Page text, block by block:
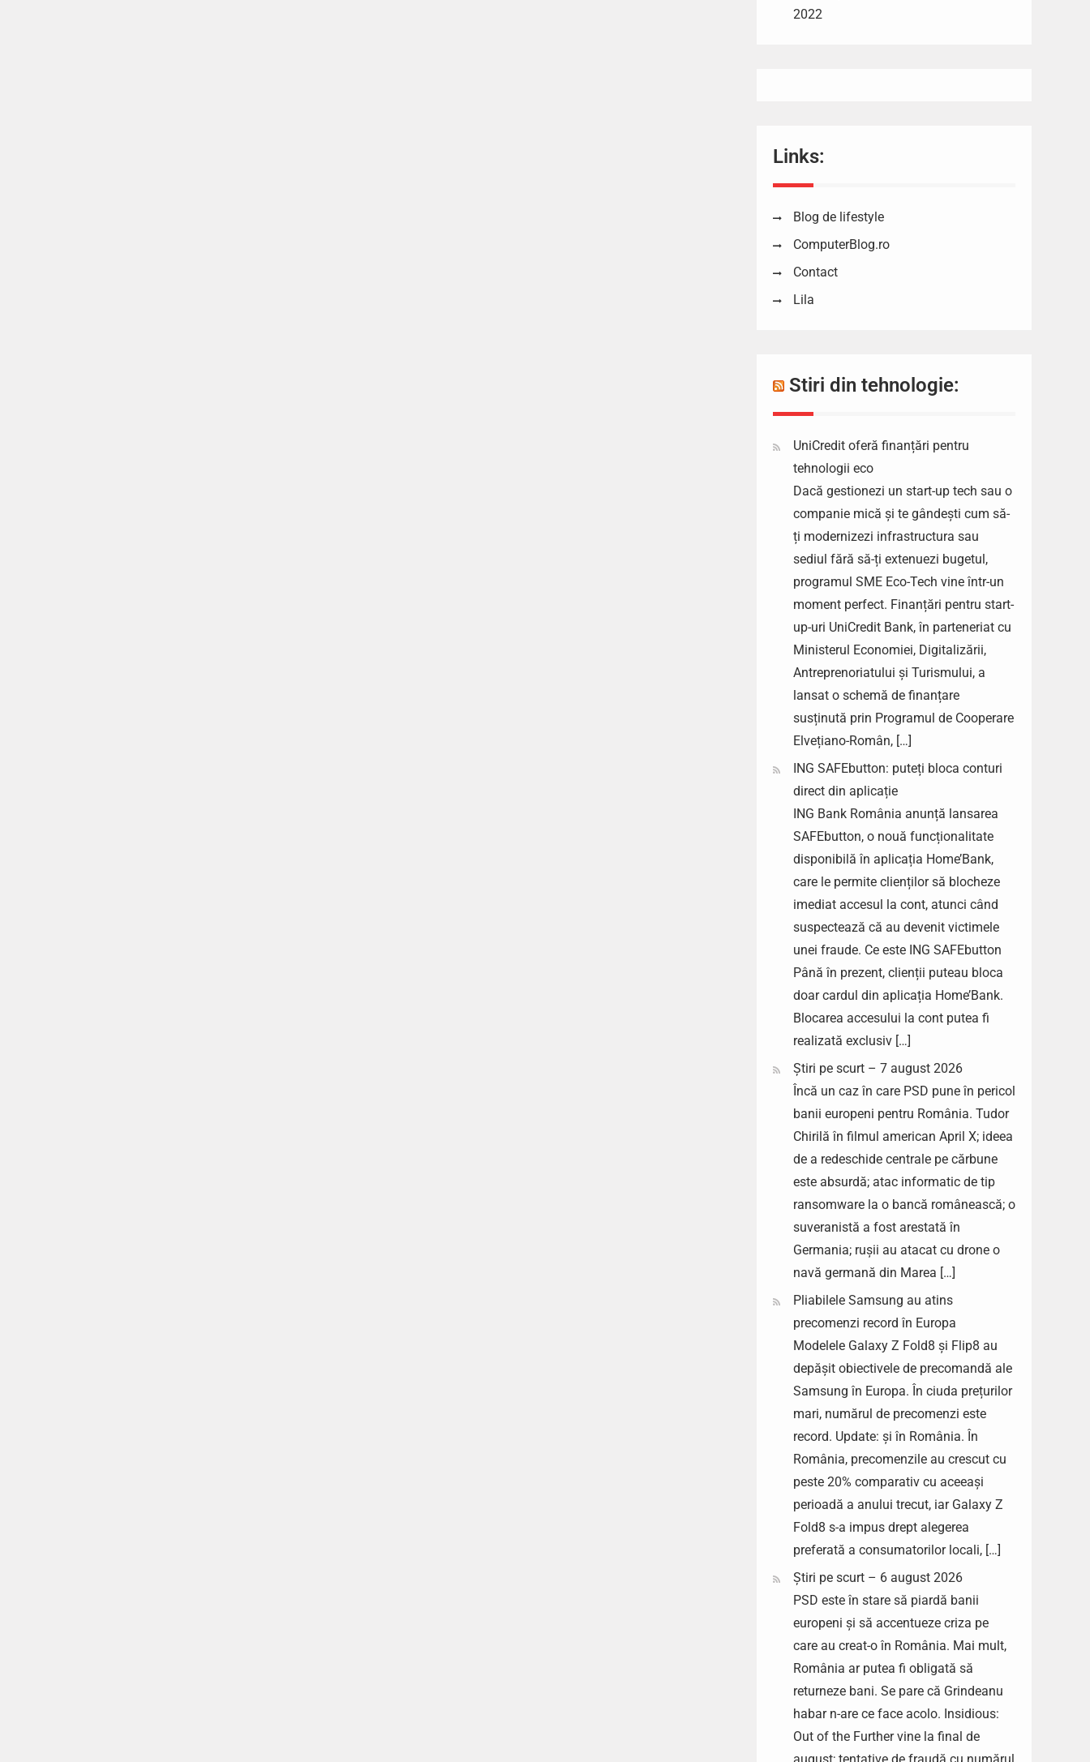
2022
Links:
Blog de lifestyle
ComputerBlog.ro
Contact
Lila
Stiri din tehnologie:
UniCredit oferă finanțări pentru
tehnologii eco
Dacă gestionezi un start-up tech sau o
companie mică și te gândești cum să-
ți modernizezi infrastructura sau
sediul fără să-ți extenuezi bugetul,
programul SME Eco-Tech vine într-un
moment perfect. Finanțări pentru start-
up-uri UniCredit Bank, în parteneriat cu
Ministerul Economiei, Digitalizării,
Antreprenoriatului și Turismului, a
lansat o schemă de finanțare
susținută prin Programul de Cooperare
Elvețiano-Român, […]
ING SAFEbutton: puteți bloca conturi
direct din aplicație
ING Bank România anunță lansarea
SAFEbutton, o nouă funcționalitate
disponibilă în aplicația Home’Bank,
care le permite clienților să blocheze
imediat accesul la cont, atunci când
suspectează că au devenit victimele
unei fraude. Ce este ING SAFEbutton
Până în prezent, clienții puteau bloca
doar cardul din aplicația Home’Bank.
Blocarea accesului la cont putea fi
realizată exclusiv […]
Știri pe scurt – 7 august 2026
Încă un caz în care PSD pune în pericol
banii europeni pentru România. Tudor
Chirilă în filmul american April X; ideea
de a redeschide centrale pe cărbune
este absurdă; atac informatic de tip
ransomware la o bancă românească; o
suveranistă a fost arestată în
Germania; rușii au atacat cu drone o
navă germană din Marea […]
Pliabilele Samsung au atins
precomenzi record în Europa
Modelele Galaxy Z Fold8 și Flip8 au
depășit obiectivele de precomandă ale
Samsung în Europa. În ciuda prețurilor
mari, numărul de precomenzi este
record. Update: și în România. În
România, precomenzile au crescut cu
peste 20% comparativ cu aceeași
perioadă a anului trecut, iar Galaxy Z
Fold8 s-a impus drept alegerea
preferată a consumatorilor locali, […]
Știri pe scurt – 6 august 2026
PSD este în stare să piardă banii
europeni și să accentueze criza pe
care au creat-o în România. Mai mult,
România ar putea fi obligată să
returneze bani. Se pare că Grindeanu
habar n-are ce face acolo. Insidious:
Out of the Further vine la final de